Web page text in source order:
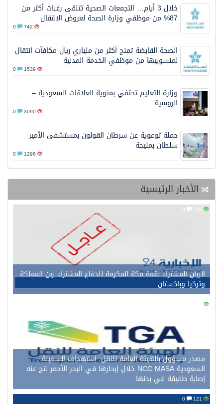
خلال 3 أيام… التجمعات الصحية تتلقى رغبات أكثر من
87% من موظفي وزارة الصحة لعروض الانتقال
742
الصحة القابضة تمنح أكثر من ملياري ريال مكافآت انتقال
لمنسوبيها من موظفي الخدمة المدنية
1539
وزارة التعليم تحتفي بمئوية العلاقات السعودية –
الروسية
3090
حملة توعوية عن سرطان القولون بمستشفى الأمير
سلطان بمليجة
1296
الأخبار الرئيسية
البيان المشترك لقمة مكة المكرمة للدفاع المشترك بين المملكة
وتركيا وباكستان
134
مصدر مسؤول بالهيئة العامة للنقل: استهداف السفينة
السعودية NCC MASA خلال إبحارها في البحر الأحمر نتج عنه
إصابة طفيفة في بدنها